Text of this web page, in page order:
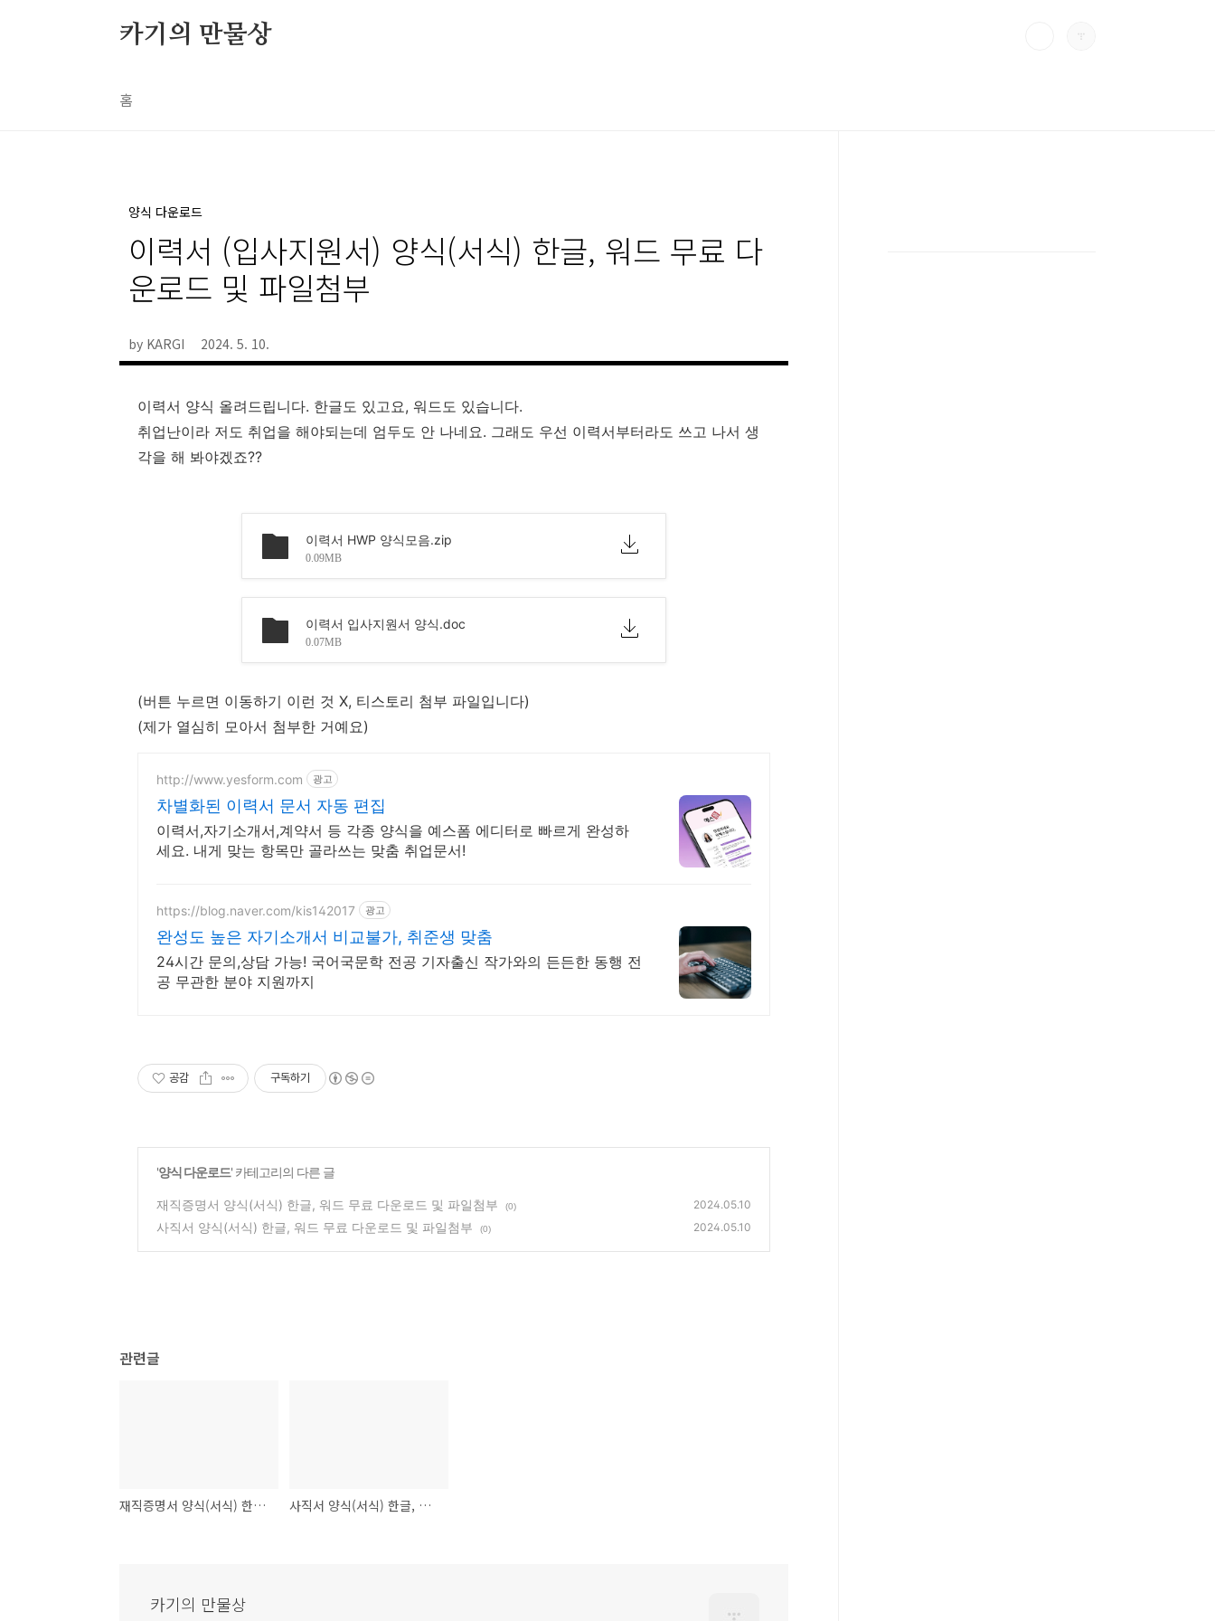
카기의 만물상
홈
양식 다운로드
이력서 (입사지원서) 양식(서식) 한글, 워드 무료 다
운로드 및 파일첨부
by KARGI 2024. 5. 10.
이력서 양식 올려드립니다. 한글도 있고요, 워드도 있습니다.
취업난이라 저도 취업을 해야되는데 엄두도 안 나네요. 그래도 우선 이력서부터라도 쓰고 나서 생
각을 해 봐야겠죠??
이력서 HWP 양식모음.zip
0.09MB
이력서 입사지원서 양식.doc
0.07MB
(버튼 누르면 이동하기 이런 것 X, 티스토리 첨부 파일입니다)
(제가 열심히 모아서 첨부한 거예요)
http://www.yesform.com 광고
차별화된 이력서 문서 자동 편집
이력서,자기소개서,계약서 등 각종 양식을 예스폼 에디터로 빠르게 완성하
세요. 내게 맞는 항목만 골라쓰는 맞춤 취업문서!
https://blog.naver.com/kis142017 광고
완성도 높은 자기소개서 비교불가, 취준생 맞춤
24시간 문의,상담 가능! 국어국문학 전공 기자출신 작가와의 든든한 동행 전
공 무관한 분야 지원까지
공감 구독하기
'양식 다운로드' 카테고리의 다른 글
재직증명서 양식(서식) 한글, 워드 무료 다운로드 및 파일첨부 (0) 2024.05.10
사직서 양식(서식) 한글, 워드 무료 다운로드 및 파일첨부 (0) 2024.05.10
관련글
재직증명서 양식(서식) 한글, 워드 무료 다운로드 및 파일첨부 사직서 양식(서식) 한글, 워드 무료 다운로드 및 파일첨부
카기의 만물상